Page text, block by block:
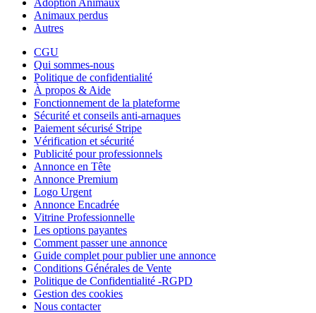
Animaux perdus
Autres
CGU
Qui sommes-nous
Politique de confidentialité
À propos & Aide
Fonctionnement de la plateforme
Sécurité et conseils anti-arnaques
Paiement sécurisé Stripe
Vérification et sécurité
Publicité pour professionnels
Annonce en Tête
Annonce Premium
Logo Urgent
Annonce Encadrée
Vitrine Professionnelle
Les options payantes
Comment passer une annonce
Guide complet pour publier une annonce
Conditions Générales de Vente
Politique de Confidentialité -RGPD
Gestion des cookies
Nous contacter